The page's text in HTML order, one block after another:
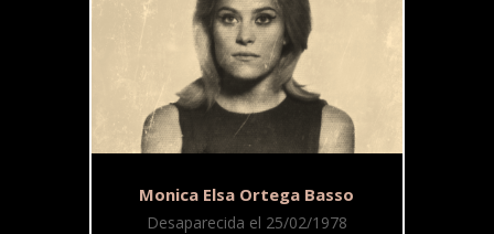
Monica Elsa Ortega Basso
Desaparecida el 25/02/1978